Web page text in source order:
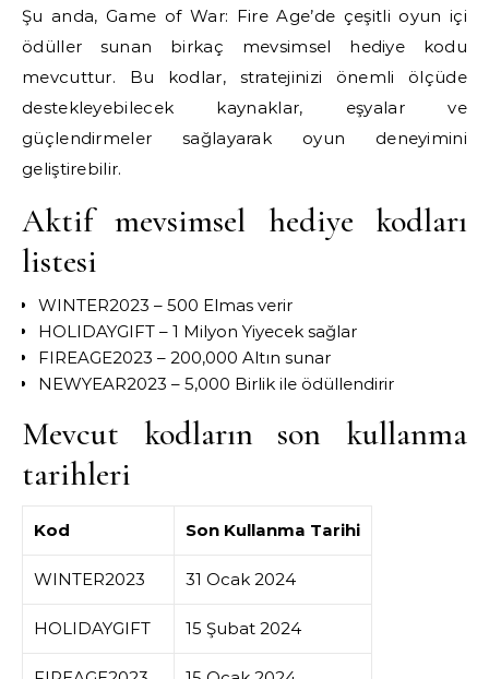
Şu anda, Game of War: Fire Age’de çeşitli oyun içi
ödüller sunan birkaç mevsimsel hediye kodu
mevcuttur. Bu kodlar, stratejinizi önemli ölçüde
destekleyebilecek kaynaklar, eşyalar ve
güçlendirmeler sağlayarak oyun deneyimini
geliştirebilir.
Aktif mevsimsel hediye kodları
listesi
WINTER2023 – 500 Elmas verir
HOLIDAYGIFT – 1 Milyon Yiyecek sağlar
FIREAGE2023 – 200,000 Altın sunar
NEWYEAR2023 – 5,000 Birlik ile ödüllendirir
Mevcut kodların son kullanma
tarihleri
Kod Son Kullanma Tarihi
WINTER2023 31 Ocak 2024
HOLIDAYGIFT 15 Şubat 2024